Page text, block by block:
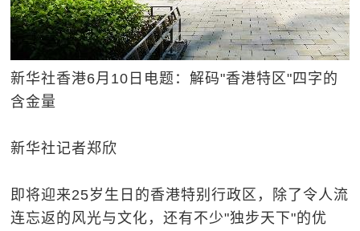
新华社香港6月10日电题：解码"香港特区"四字的
含金量
新华社记者郑欣
即将迎来25岁生日的香港特别行政区，除了令人流
连忘返的风光与文化，还有不少"独步天下"的优